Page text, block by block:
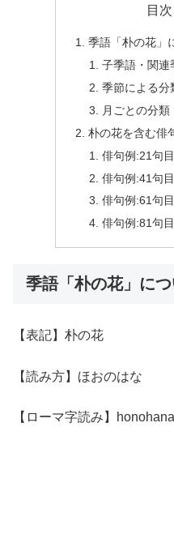
目次
季語「朴の花」
子季語・関連
季節による分
月ごとの分類
朴の花を含む俳
俳句例:21句
俳句例:41句
俳句例:61句
俳句例:81句
季語「朴の花」に
【表記】朴の花
【読み方】ほおのはな
【ローマ字読み】honohana